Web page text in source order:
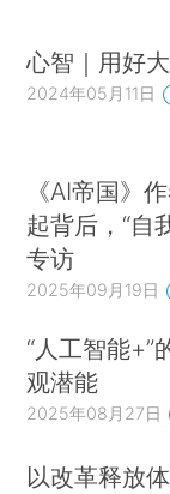
心智｜用好
2024年05月11日
《AI帝国》
起背后，“自
专访
2025年09月19日
“人工智能+”
观潜能
2025年08月27日
以改革释放